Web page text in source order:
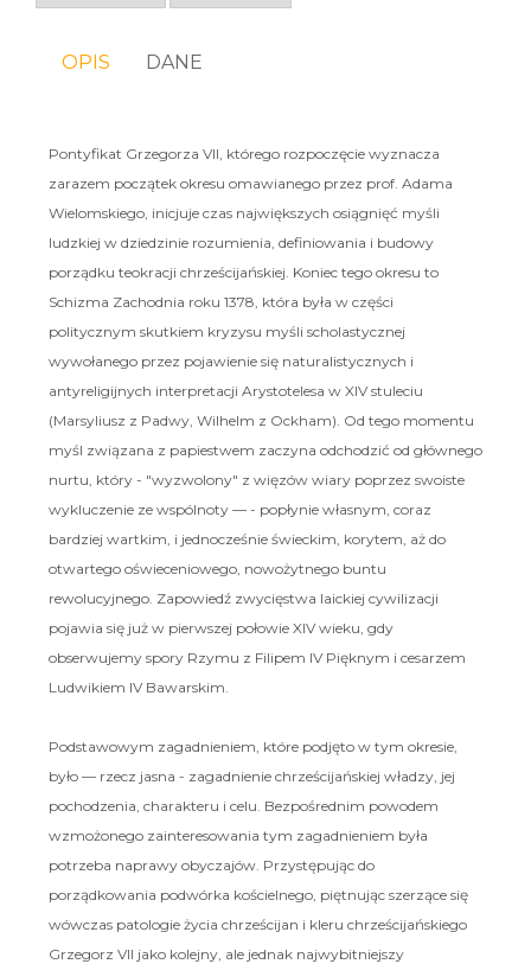
OPIS DANE
Pontyfikat Grzegorza VII, którego rozpoczęcie wyznacza
zarazem początek okresu omawianego przez prof. Adama
Wielomskiego, inicjuje czas największych osiągnięć myśli
ludzkiej w dziedzinie rozumienia, definiowania i budowy
porządku teokracji chrześcijańskiej. Koniec tego okresu to
Schizma Zachodnia roku 1378, która była w części
politycznym skutkiem kryzysu myśli scholastycznej
wywołanego przez pojawienie się naturalistycznych i
antyreligijnych interpretacji Arystotelesa w XIV stuleciu
(Marsyliusz z Padwy, Wilhelm z Ockham). Od tego momentu
myśl związana z papiestwem zaczyna odchodzić od głównego
nurtu, który - "wyzwolony" z więzów wiary poprzez swoiste
wykluczenie ze wspólnoty — - popłynie własnym, coraz
bardziej wartkim, i jednocześnie świeckim, korytem, aż do
otwartego oświeceniowego, nowożytnego buntu
rewolucyjnego. Zapowiedź zwycięstwa laickiej cywilizacji
pojawia się już w pierwszej połowie XIV wieku, gdy
obserwujemy spory Rzymu z Filipem IV Pięknym i cesarzem
Ludwikiem IV Bawarskim.
Podstawowym zagadnieniem, które podjęto w tym okresie,
było — rzecz jasna - zagadnienie chrześcijańskiej władzy, jej
pochodzenia, charakteru i celu. Bezpośrednim powodem
wzmożonego zainteresowania tym zagadnieniem była
potrzeba naprawy obyczajów. Przystępując do
porządkowania podwórka kościelnego, piętnując szerzące się
wówczas patologie życia chrześcijan i kleru chrześcijańskiego
Grzegorz VII jako kolejny, ale jednak najwybitniejszy